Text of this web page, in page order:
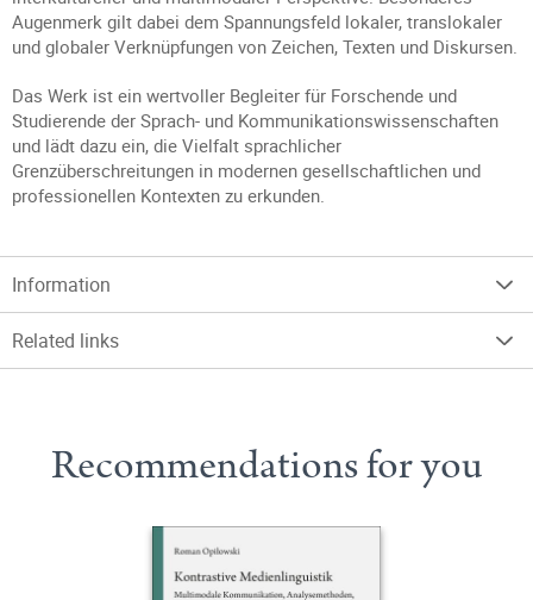
Augenmerk gilt dabei dem Spannungsfeld lokaler, translokaler
und globaler Verknüpfungen von Zeichen, Texten und Diskursen.
Das Werk ist ein wertvoller Begleiter für Forschende und
Studierende der Sprach- und Kommunikationswissenschaften
und lädt dazu ein, die Vielfalt sprachlicher
Grenzüberschreitungen in modernen gesellschaftlichen und
professionellen Kontexten zu erkunden.
Information
Related links
Recommendations for you